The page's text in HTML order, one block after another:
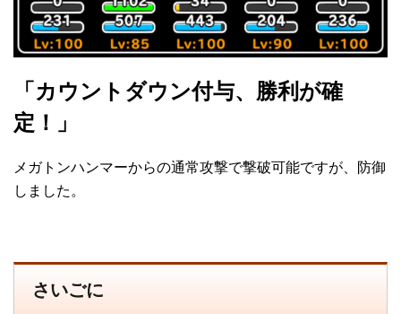
「カウントダウン付与、勝利が確
定！」
メガトンハンマーからの通常攻撃で撃破可能ですが、防御
しました。
さいごに